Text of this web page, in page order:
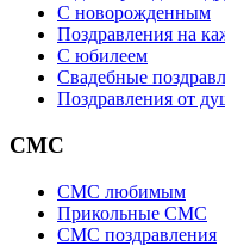
C новорожденным
Поздравления на
С юбилеем
Свадебные
Поздравления от
СМС
СМС любимым
Прикольные СМС
СМС поздравления